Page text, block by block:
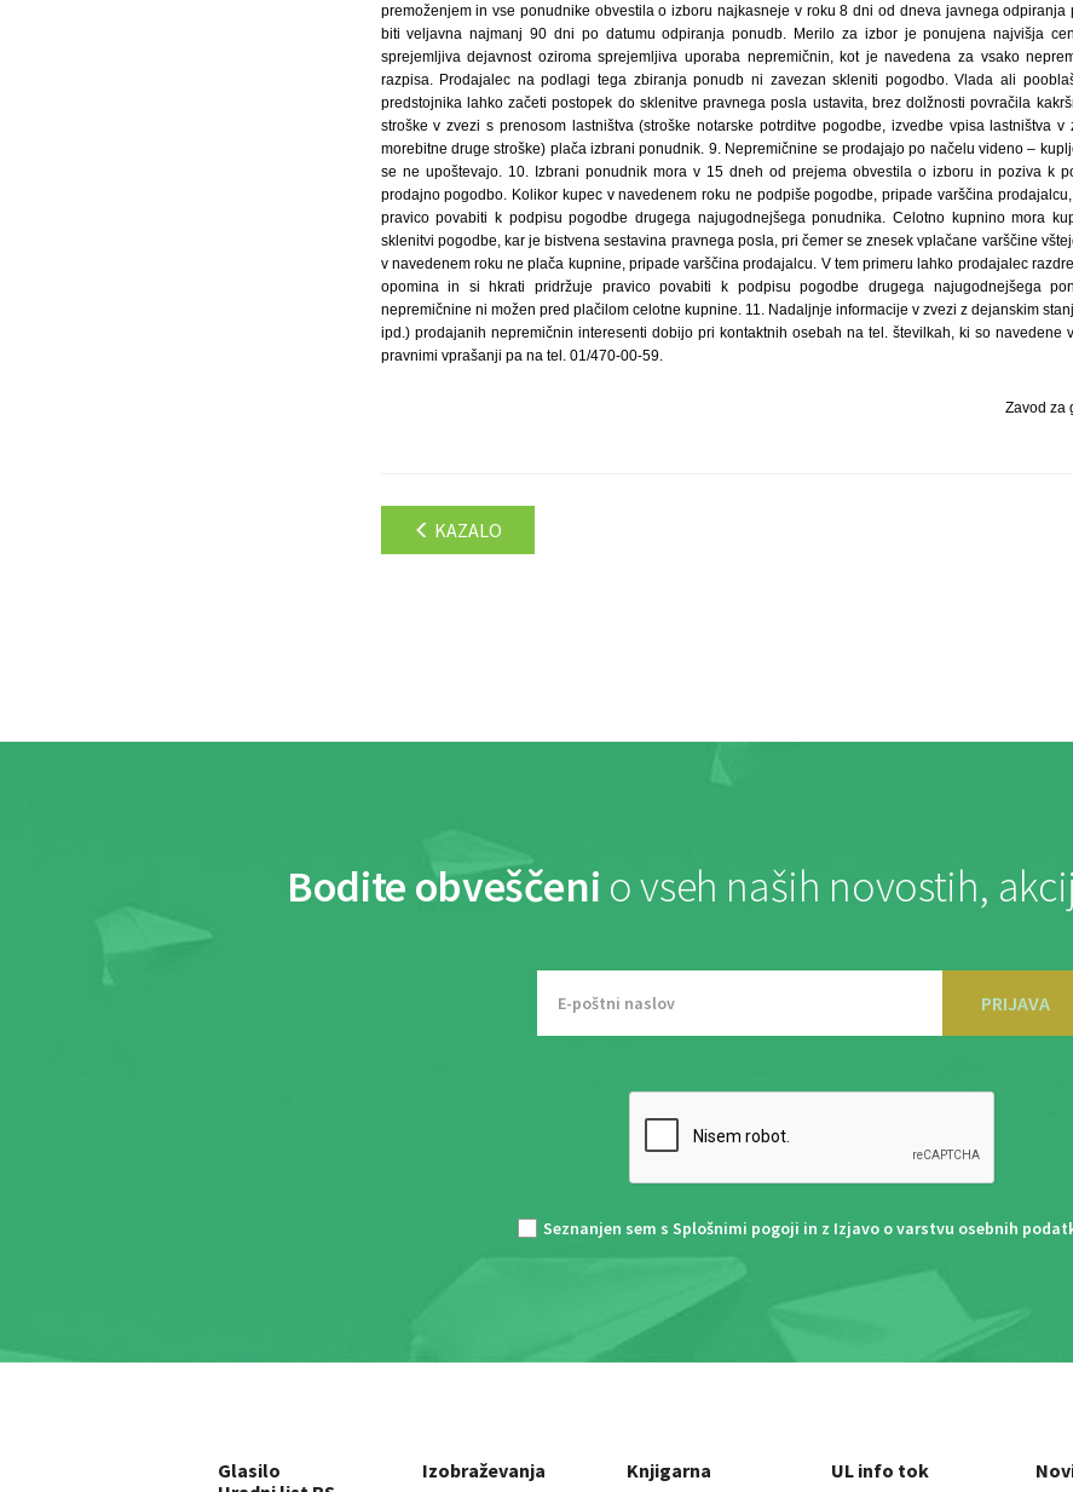
premoženjem in vse ponudnike obvestila o izboru najkasneje v roku 8 dni od dneva javnega odpiranja
biti veljavna najmanj 90 dni po datumu odpiranja ponudb. Merilo za izbor je ponujena najvišja
sprejemljiva dejavnost oziroma sprejemljiva uporaba nepremičnin, kot je navedena za vsako
razpisa. Prodajalec na podlagi tega zbiranja ponudb ni zavezan skleniti pogodbo. Vlada ali
predstojnika lahko začeti postopek do sklenitve pravnega posla ustavita, brez dolžnosti povračila
stroške v zvezi s prenosom lastništva (stroške notarske potrditve pogodbe, izvedbe vpisa lastništva
morebitne druge stroške) plača izbrani ponudnik. 9. Nepremičnine se prodajajo po načelu videno –
se ne upoštevajo. 10. Izbrani ponudnik mora v 15 dneh od prejema obvestila o izboru in poziva k
prodajno pogodbo. Kolikor kupec v navedenem roku ne podpiše pogodbe, pripade varščina
pravico povabiti k podpisu pogodbe drugega najugodnejšega ponudnika. Celotno kupnino mora
sklenitvi pogodbe, kar je bistvena sestavina pravnega posla, pri čemer se znesek vplačane varščine
v navedenem roku ne plača kupnine, pripade varščina prodajalcu. V tem primeru lahko prodajalec
opomina in si hkrati pridržuje pravico povabiti k podpisu pogodbe drugega najugodnejšega
nepremičnine ni možen pred plačilom celotne kupnine. 11. Nadaljnje informacije v zvezi z dejanskim
ipd.) prodajanih nepremičnin interesenti dobijo pri kontaktnih osebah na tel. številkah, ki so navedene
pravnimi vprašanji pa na tel. 01/470-00-59.
Zavod za
KAZALO
Bodite obveščeni o vseh naših novostih,
PRIJAVA
Seznanjen sem s Splošnimi pogoji in z Izjavo o varstvu osebnih
Glasilo
Izobraževanja Knjigarna UL info tok